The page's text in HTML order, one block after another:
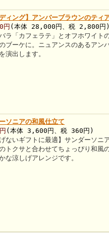
ディング】アンバーブラウンのティ
円 (本体 28,000円、税 2,800円)
ラ「カフェラテ」とオフホワイト
ブーケに。ニュアンスのあるアン
演出します。
ソニアの和風仕立て
(本体 3,600円、税 360円)
げないギフトに最適】サンダーソニ
トクサと合わせてちょっぴり和風
な涼しげアレンジです。